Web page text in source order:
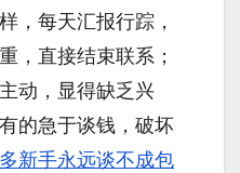
，每天汇报行踪，
，直接结束联系；
动，显得缺乏兴
的急于谈钱，破坏
新手永远谈不成包